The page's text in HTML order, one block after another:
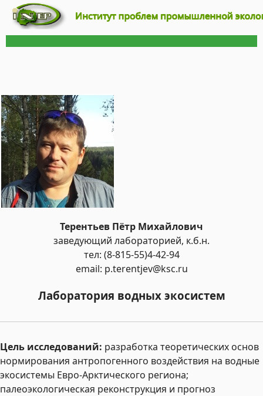
Терентьев Пётр Михайлович
заведующий лабораторией, к.б.н.
тел: (8-815-55)4-42-94
email: p.terentjev@ksc.ru
Лаборатория водных экосистем
Цель исследований: разработка теоретических основ
нормирования антропогенного воздействия на водные
экосистемы Евро-Арктического региона;
палеоэкологическая реконструкция и прогноз